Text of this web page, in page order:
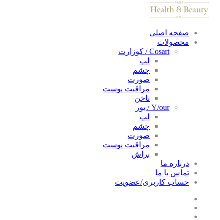
صفحه اصلی
محصولات
Cosart / کوزارت
لب
چشم
صورت
مراقبت پوست
ناخن
Y/our / یور
لب
چشم
صورت
مراقبت پوست
براش
درباره ما
تماس با ما
حساب کاربری/عضویت